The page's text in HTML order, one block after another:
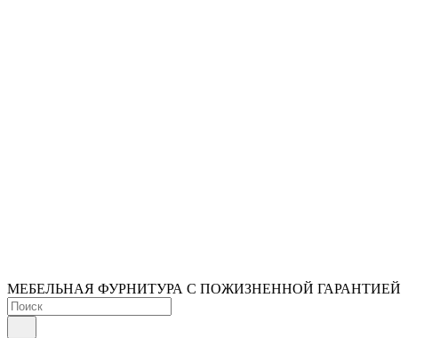
МЕБЕЛЬНАЯ ФУРНИТУРА С ПОЖИЗНЕННОЙ ГАРАНТИЕЙ